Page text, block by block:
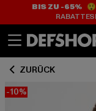
BIS ZU -65%
ZURÜCK
-10%